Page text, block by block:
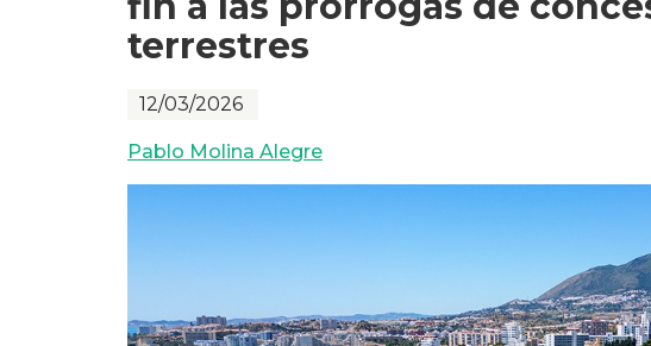
terrestres
12/03/2026
Pablo Molina Alegre